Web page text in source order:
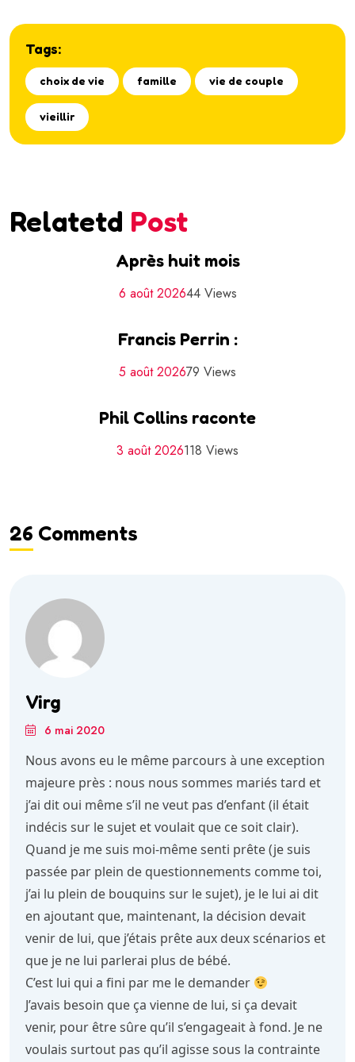
Tags:
choix de vie famille vie de couple
vieillir
Relatetd Post
Après huit mois
6 août 202644 Views
Francis Perrin :
5 août 202679 Views
Phil Collins raconte
3 août 2026118 Views
26 Comments
Virg
6 mai 2020
Nous avons eu le même parcours à une exception
majeure près : nous nous sommes mariés tard et
j’ai dit oui même s’il ne veut pas d’enfant (il était
indécis sur le sujet et voulait que ce soit clair).
Quand je me suis moi-même senti prête (je suis
passée par plein de questionnements comme toi,
j’ai lu plein de bouquins sur le sujet), je le lui ai dit
en ajoutant que, maintenant, la décision devait
venir de lui, que j’étais prête aux deux scénarios et
que je ne lui parlerai plus de bébé.
C’est lui qui a fini par me le demander
J’avais besoin que ça vienne de lui, si ça devait
venir, pour être sûre qu’il s’engageait à fond. Je ne
voulais surtout pas qu’il agisse sous la contrainte